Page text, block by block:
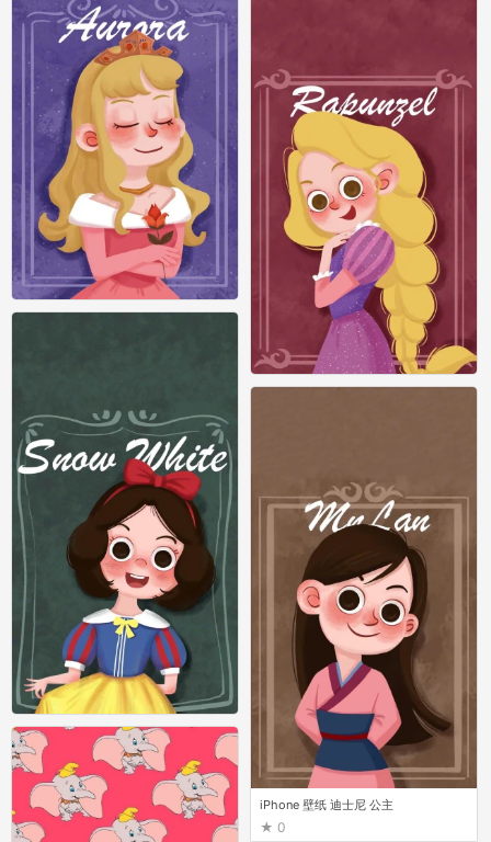
iPhone 壁纸 迪士尼 公主
iPhone 壁纸 迪士尼 公主
0
iPhone 壁纸 迪士尼 公主
iPhone 壁纸 迪士尼 公主
0